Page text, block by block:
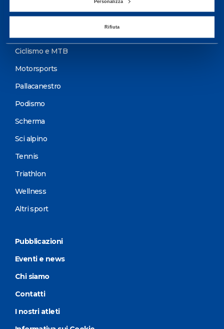
Personalizza
Rifiuta
Sport
Ciclismo e MTB
Motorsports
Pallacanestro
Podismo
Scherma
Sci alpino
Tennis
Triathlon
Wellness
Altri sport
Pubblicazioni
Eventi e news
Chi siamo
Contatti
I nostri atleti